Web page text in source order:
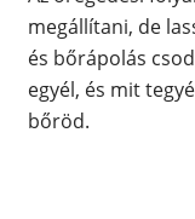
megállítani, de
és bőrápolás
egyél, és mit
bőröd.